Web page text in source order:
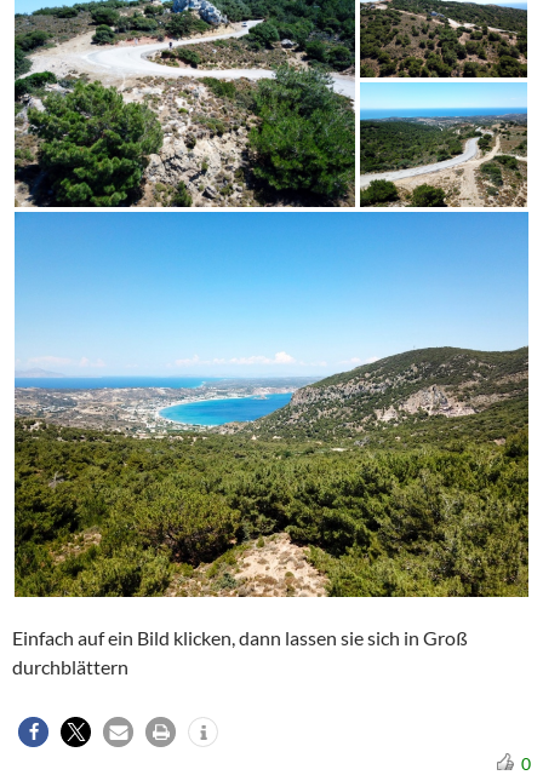
Einfach auf ein Bild klicken, dann lassen sie sich in Groß
durchblättern
0